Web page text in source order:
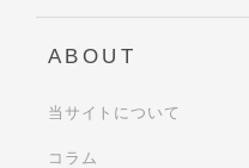
ABOUT
当サイトについて
コラム